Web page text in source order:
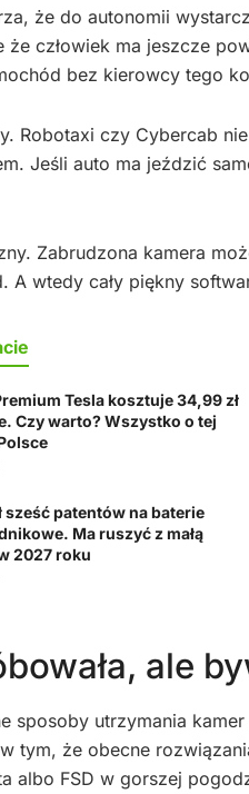
że do autonomii
że człowiek ma jeszcze
bez kierowcy tego
Robotaxi czy Cybercab
Jeśli auto ma jeździć
Zabrudzona kamera
A wtedy cały piękny
Tesla kosztuje 34,99 zł
Czy warto? Wszystko o tej
sześć patentów na baterie
Ma ruszyć z małą
2027 roku
ale
sposoby utrzymania
tym, że obecne
albo FSD w gorszej